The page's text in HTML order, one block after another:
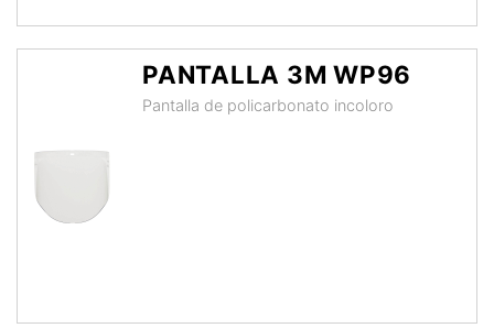
PANTALLA 3M WP96
Pantalla de policarbonato incoloro